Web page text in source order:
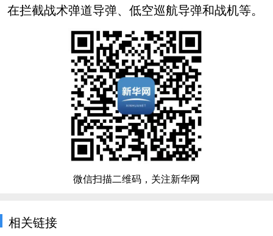
在拦截战术弹道导弹、低空巡航导弹和战机等。
微信扫描二维码，关注新华网
相关链接